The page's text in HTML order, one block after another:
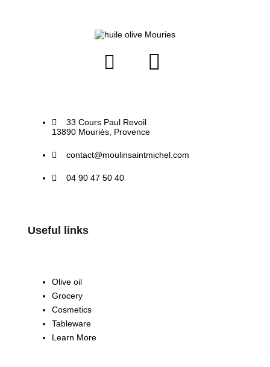
33 Cours Paul Revoil
13890 Mouriès, Provence
contact@moulinsaintmichel.com
04 90 47 50 40
Useful links
Olive oil
Grocery
Cosmetics
Tableware
Learn More